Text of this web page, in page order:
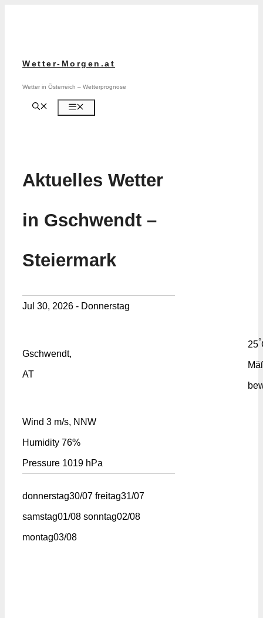
Wetter-Morgen.at
Wetter in Österreich – Wetterprognose
Aktuelles Wetter
in Gschwendt –
Steiermark
Jul 30, 2026 - Donnerstag
Gschwendt,
AT
25°
Wind 3 m/s, NNW
Humidity 76%
Pressure 1019 hPa
donnerstag30/07 freitag31/07
samstag01/08 sonntag02/08
montag03/08